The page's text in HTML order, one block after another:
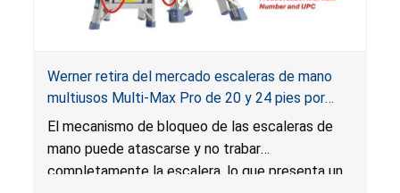
Werner retira del mercado escaleras de mano
multiusos Multi-Max Pro de 20 y 24 pies por
riesgo de caída
El mecanismo de bloqueo de las escaleras de
mano puede atascarse y no trabar
completamente la escalera, lo que presenta un